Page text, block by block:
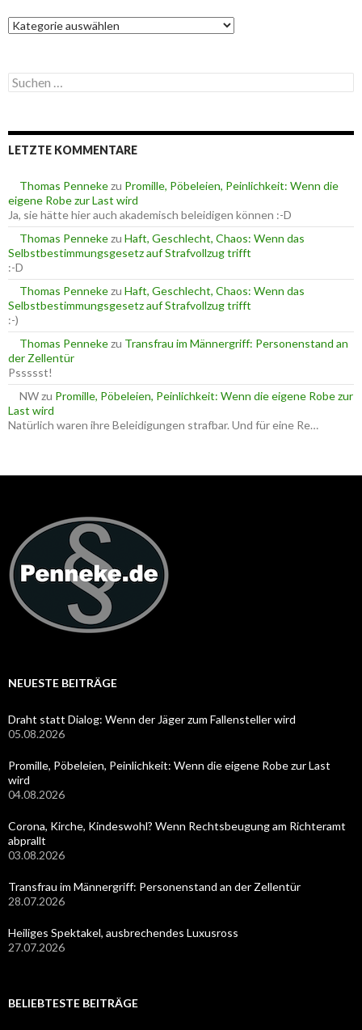
K
a
g
o
n
S
u
e
n
c
h
:
LETZTE KOMMENTARE
Thomas Pennekezu Promille, Pöbeleien, Peinlichkeit: Wenn die
eigene Robe zur Last wird
Ja, sie hätte hier auch akademisch beleidigen können :-D
Thomas Pennekezu Haft, Geschlecht, Chaos: Wenn das
Selbstbestimmungsgesetz auf Strafvollzug trifft
:-D
Thomas Pennekezu Haft, Geschlecht, Chaos: Wenn das
Selbstbestimmungsgesetz auf Strafvollzug trifft
:-)
Thomas Pennekezu Transfrau im Männergriff: Personenstand an
der Zellentür
Pssssst!
NWzu Promille, Pöbeleien, Peinlichkeit: Wenn die eigene Robe zur
Last wird
Natürlich waren ihre Beleidigungen strafbar. Und für eine Re…
NEUESTE BEITRÄGE
Draht statt Dialog: Wenn der Jäger zum Fallensteller wird
05.08.2026
Promille, Pöbeleien, Peinlichkeit: Wenn die eigene Robe zur Last
wird
04.08.2026
Corona, Kirche, Kindeswohl? Wenn Rechtsbeugung am Richteramt
abprallt
03.08.2026
Transfrau im Männergriff: Personenstand an der Zellentür
28.07.2026
Heiliges Spektakel, ausbrechendes Luxusross
27.07.2026
BELIEBTESTE BEITRÄGE